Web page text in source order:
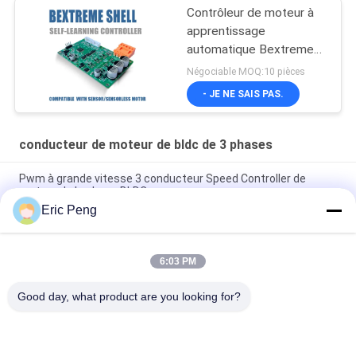
Contrôleur de moteur à
apprentissage
automatique Bextreme
Shell
Négociable MOQ:10 pièces
- JE NE SAIS PAS.
conducteur de moteur de bldc de 3 phases
Pwm à grande vitesse 3 conducteur Speed Controller de
moteur de la phase BLDC
100 à dc de 100000RPM 24V 3 conducteur de moteur de la
phase BLDC
2 quarts de cercle 12V à forte intensité 3 panneau de With
Eric Peng
6:03 PM
Good day, what product are you looking for?